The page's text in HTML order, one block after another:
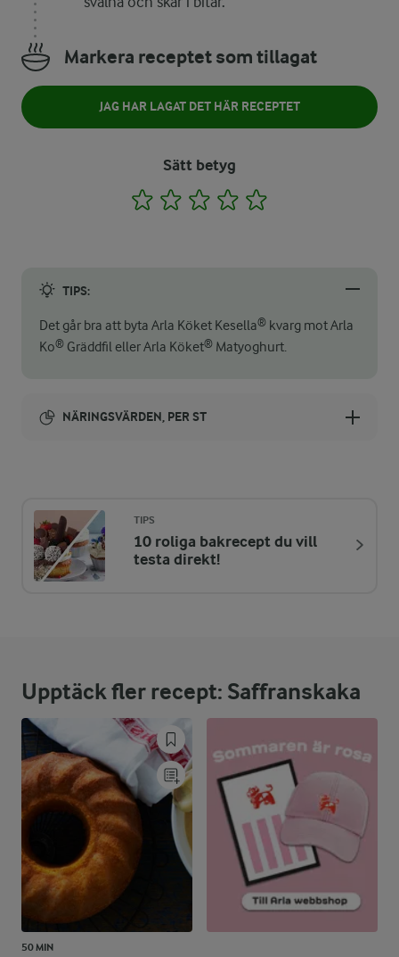
Markera receptet som tillagat
JAG HAR LAGAT DET HÄR RECEPTET
Sätt betyg
1 2 3 4
TIPS:
Det går bra att byta Arla Köket Kesella® kvarg mot Arla
Ko® Gräddfil eller Arla Köket® Matyoghurt.
NÄRINGSVÄRDEN, PER ST
ENERGIDISTRIBUTION %
NÄRINGSVÄRDEN PER ST
Fett:
40,9 %
8,1 g
Kolhydrater:
50,3 %
21,7 g
TIPS
10 roliga bakrecept du vill
testa direkt!
Upptäck fler recept: Saffranskaka
50 MIN